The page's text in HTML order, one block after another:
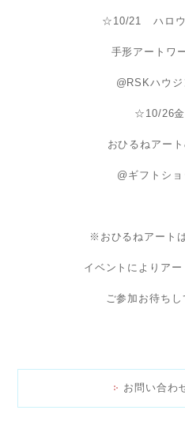
☆10/21 ハロウ
手形アートワ
@RSKハウ
☆10/26金
おひるねアー
@ギフトシ
※おひるねアート
イベントによりアー
ご参加お待ちし
お問い合わ